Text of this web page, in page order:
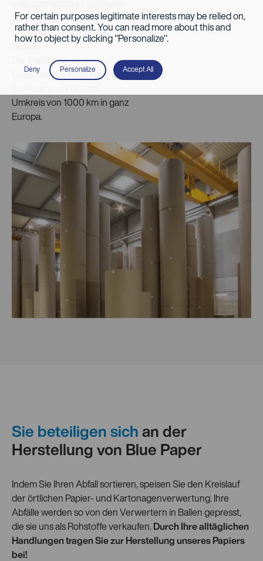
befördert, wo sie auf den
Versand an die Kunden
Die Transport- und
Logistikabteilung sorgt für die
Umkreis von 1000 km in ganz
Europa.
Sie beteiligen sich an der
Herstellung von Blue Paper
Indem Sie Ihren Abfall sortieren, speisen Sie den Kreislauf
der örtlichen Papier- und Kartonagenverwertung. Ihre
Abfälle werden so von den Verwertern in Ballen gepresst,
die sie uns als Rohstoffe verkaufen. Durch Ihre alltäglichen
Handlungen tragen Sie zur Herstellung unseres Papiers
bei!
For certain purposes legitimate interests may be relied on,
rather than consent. You can read more about this and
how to object by clicking "Personalize".
Deny Personalize Accept All